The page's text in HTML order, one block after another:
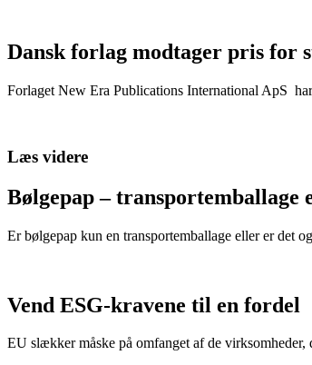
Dansk forlag modtager pris for
Forlaget New Era Publications International ApS
Læs videre
Bølgepap – transportemballage
Er bølgepap kun en transportemballage eller er det
Vend ESG-kravene til en fordel
EU slækker måske på omfanget af de